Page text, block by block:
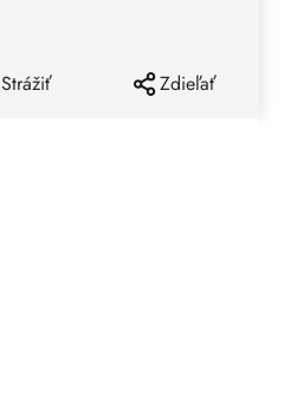
Strážiť Zdieľať